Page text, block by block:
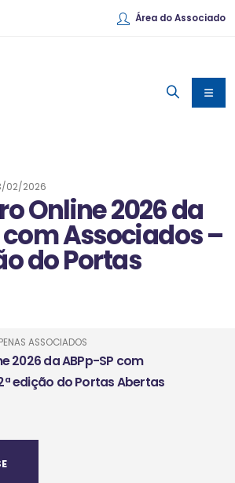
Área do Associado
Online 2026 da
com Associados –
do Portas
02/2026
ASSOCIADOS
2026 da ABPp-SP com
edição do Portas Abertas